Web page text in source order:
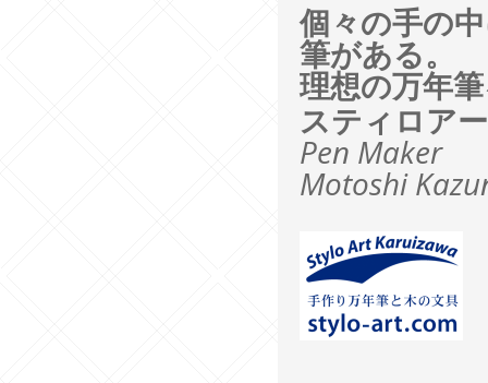
個々の手の
筆がある。
理想の万年
スティロア
Pen Maker
Motoshi